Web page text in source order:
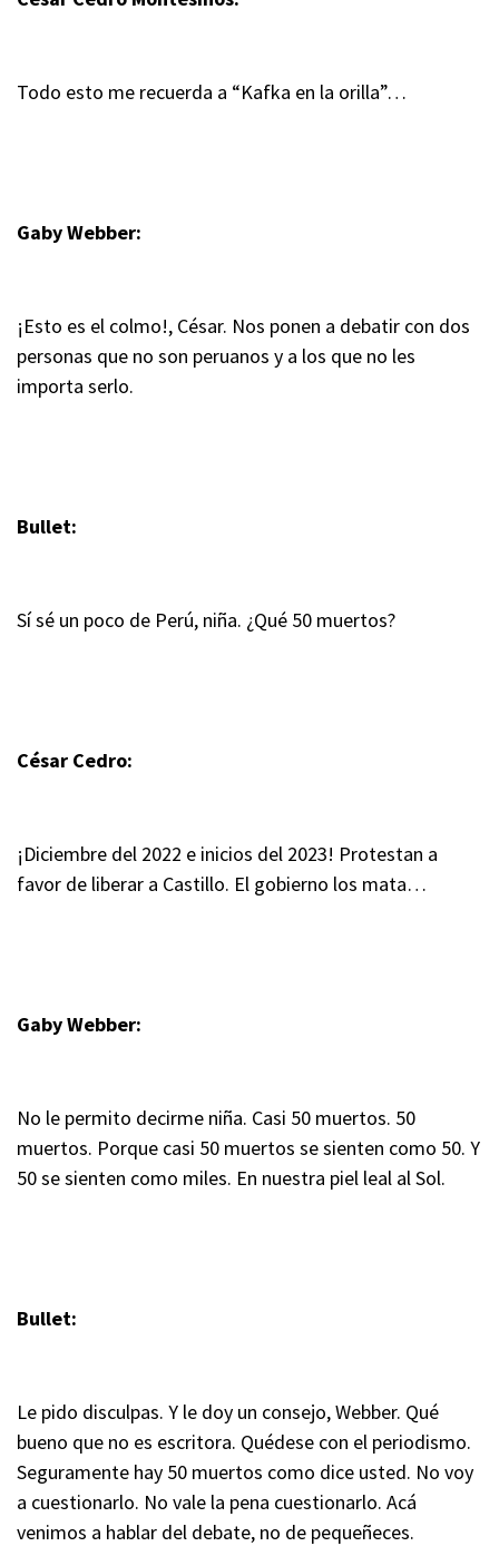
Todo esto me recuerda a “Kafka en la orilla”…
Gaby Webber:
¡Esto es el colmo!, César. Nos ponen a debatir con dos
personas que no son peruanos y a los que no les
importa serlo.
Bullet:
Sí sé un poco de Perú, niña. ¿Qué 50 muertos?
César Cedro:
¡Diciembre del 2022 e inicios del 2023! Protestan a
favor de liberar a Castillo. El gobierno los mata…
Gaby Webber:
No le permito decirme niña. Casi 50 muertos. 50
muertos. Porque casi 50 muertos se sienten como 50. Y
50 se sienten como miles. En nuestra piel leal al Sol.
Bullet:
Le pido disculpas. Y le doy un consejo, Webber. Qué
bueno que no es escritora. Quédese con el periodismo.
Seguramente hay 50 muertos como dice usted. No voy
a cuestionarlo. No vale la pena cuestionarlo. Acá
venimos a hablar del debate, no de pequeñeces.